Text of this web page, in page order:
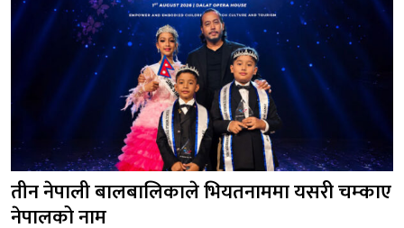
तीन नेपाली बालबालिकाले भियतनाममा यसरी चम्काए
नेपालको नाम